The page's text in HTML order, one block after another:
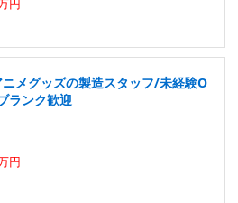
円
ニメグッズの製造スタッフ/未経験O
ランク歓迎
円